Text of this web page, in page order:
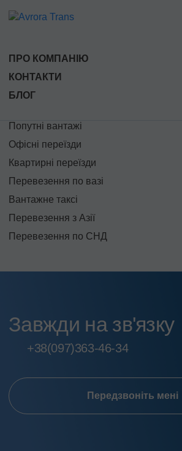
ПРО КОМПАНІЮ
КОНТАКТИ
БЛОГ
Попутні вантажі
Офісні переїзди
Квартирні переїзди
Перевезення по вазі
Вантажне таксі
Перевезення з Азії
Перевезення по СНД
Завжди на зв'язку
+38(097)363-46-34
Передзвоніть мені